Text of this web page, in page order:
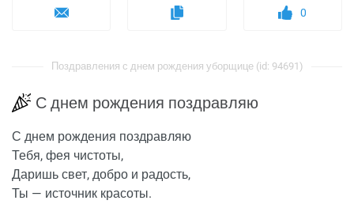
0
Поздравления с днем рождения уборщице (id: 94691)
С днем рождения поздравляю
С днем рождения поздравляю
Тебя, фея чистоты,
Даришь свет, добро и радость,
Ты — источник красоты.